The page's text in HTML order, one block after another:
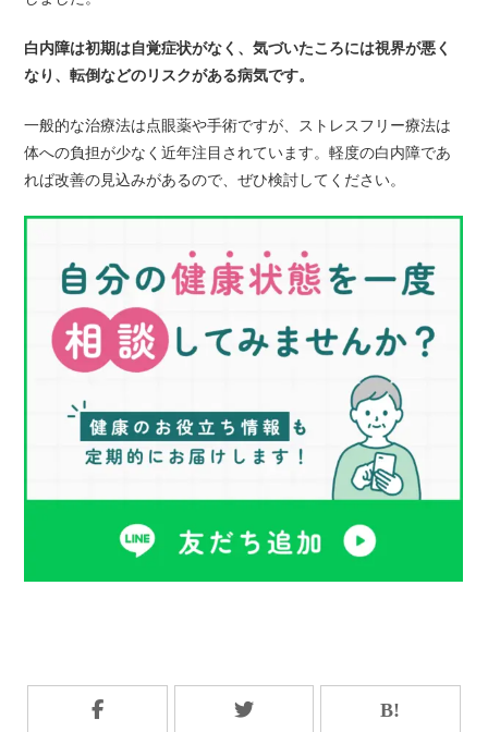
白内障は初期は自覚症状がなく、気づいたころには視界が悪く
なり、転倒などのリスクがある病気です。
一般的な治療法は点眼薬や手術ですが、ストレスフリー療法は
体への負担が少なく近年注目されています。軽度の白内障であ
れば改善の見込みがあるので、ぜひ検討してください。